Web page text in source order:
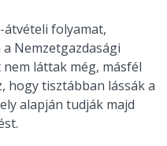
folyamat,
Nemzetgazdasági
láttak még, másfél
hogy tisztábban lássák a
alapján tudják majd